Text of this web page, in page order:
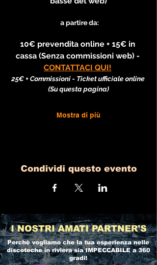
a partire da:
10€ prevendita online + 15€ in
cassa (Senza commissioni web) -
CONTATTACI QUI!
25€ + Commissioni - Ticket ufficiale online
(Su questa pagina)
Mostra di più
Condividi questo evento
I NOSTRI AMATI PARTNER'S
Perchè vogliamo che la tua esperienza nelle
discoteche in rivierasia IMPECCABILE a 360
gradi!